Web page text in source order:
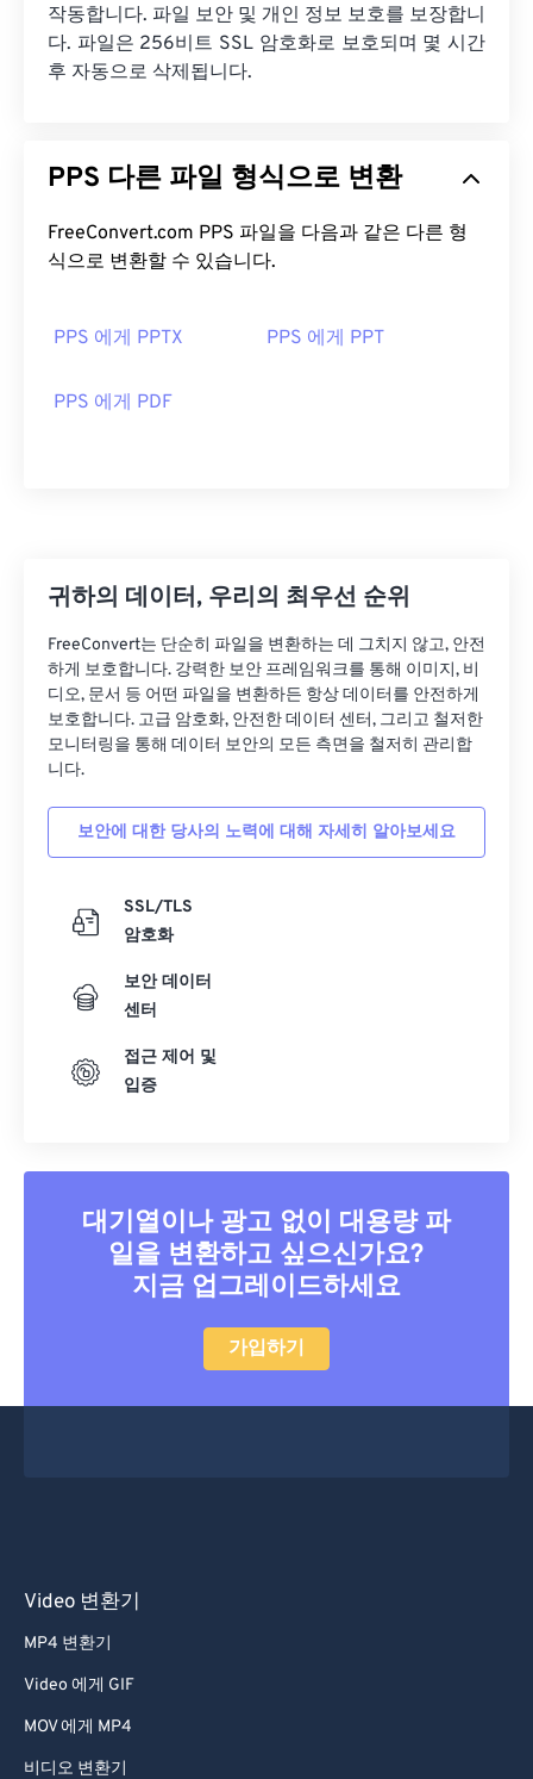
작동합니다. 파일 보안 및 개인 정보 보호를 보장합니
다. 파일은 256비트 SSL 암호화로 보호되며 몇 시간
후 자동으로 삭제됩니다.
PPS 다른 파일 형식으로 변환
FreeConvert.com PPS 파일을 다음과 같은 다른 형
식으로 변환할 수 있습니다.
PPS 에게 PPTX PPS 에게 PPT
PPS 에게 PDF
귀하의 데이터, 우리의 최우선 순위
FreeConvert는 단순히 파일을 변환하는 데 그치지 않고, 안전
하게 보호합니다. 강력한 보안 프레임워크를 통해 이미지, 비
디오, 문서 등 어떤 파일을 변환하든 항상 데이터를 안전하게
보호합니다. 고급 암호화, 안전한 데이터 센터, 그리고 철저한
모니터링을 통해 데이터 보안의 모든 측면을 철저히 관리합
니다.
보안에 대한 당사의 노력에 대해 자세히 알아보세요
SSL/TLS
암호화
보안 데이터
센터
접근 제어 및
입증
대기열이나 광고 없이 대용량 파
일을 변환하고 싶으신가요?
지금 업그레이드하세요
가입하기
Video 변환기
MP4 변환기
Video 에게 GIF
MOV 에게 MP4
비디오 변환기